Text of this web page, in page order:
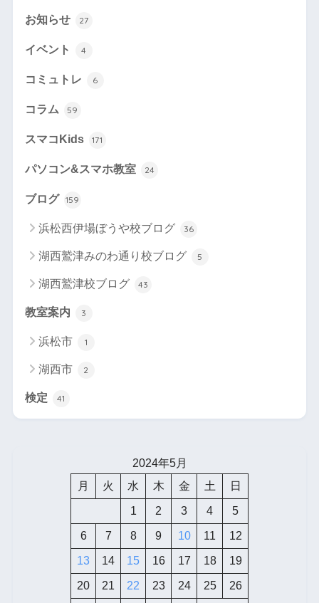
お知らせ 27
イベント 4
コミュトレ 6
コラム 59
スマコKids 171
パソコン&スマホ教室 24
ブログ 159
浜松西伊場ぼうや校ブログ 36
湖西鷲津みのわ通り校ブログ 5
湖西鷲津校ブログ 43
教室案内 3
浜松市 1
湖西市 2
検定 41
2024年5月
月
火 水 木 金 土 日
1 2 3 4 5
6 7 8 9 10 11 12
13 14 15 16 17 18 19
20 21 22 23 24 25 26